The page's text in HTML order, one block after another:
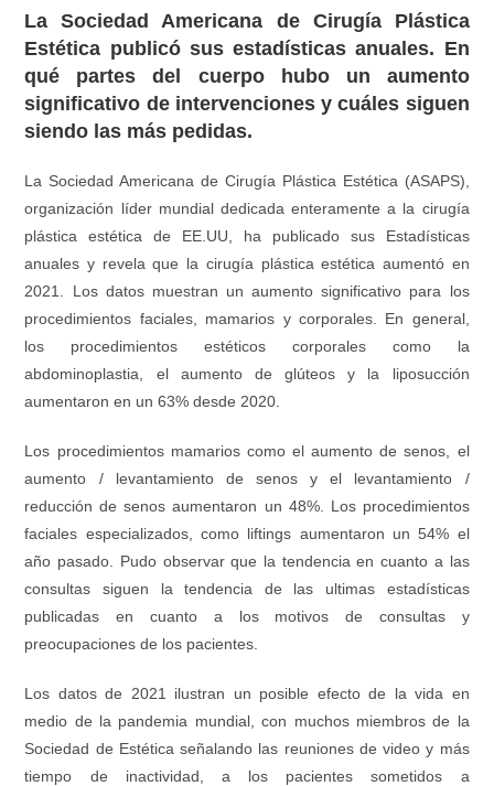
La Sociedad Americana de Cirugía Plástica
Estética publicó sus estadísticas anuales. En
qué partes del cuerpo hubo un aumento
significativo de intervenciones y cuáles siguen
siendo las más pedidas.
La Sociedad Americana de Cirugía Plástica Estética (ASAPS),
organización líder mundial dedicada enteramente a la cirugía
plástica estética de EE.UU, ha publicado sus Estadísticas
anuales y revela que la cirugía plástica estética aumentó en
2021. Los datos muestran un aumento significativo para los
procedimientos faciales, mamarios y corporales. En general,
los procedimientos estéticos corporales como la
abdominoplastia, el aumento de glúteos y la liposucción
aumentaron en un 63% desde 2020.
Los procedimientos mamarios como el aumento de senos, el
aumento / levantamiento de senos y el levantamiento /
reducción de senos aumentaron un 48%. Los procedimientos
faciales especializados, como liftings aumentaron un 54% el
año pasado. Pudo observar que la tendencia en cuanto a las
consultas siguen la tendencia de las ultimas estadísticas
publicadas en cuanto a los motivos de consultas y
preocupaciones de los pacientes.
Los datos de 2021 ilustran un posible efecto de la vida en
medio de la pandemia mundial, con muchos miembros de la
Sociedad de Estética señalando las reuniones de video y más
tiempo de inactividad, a los pacientes sometidos a